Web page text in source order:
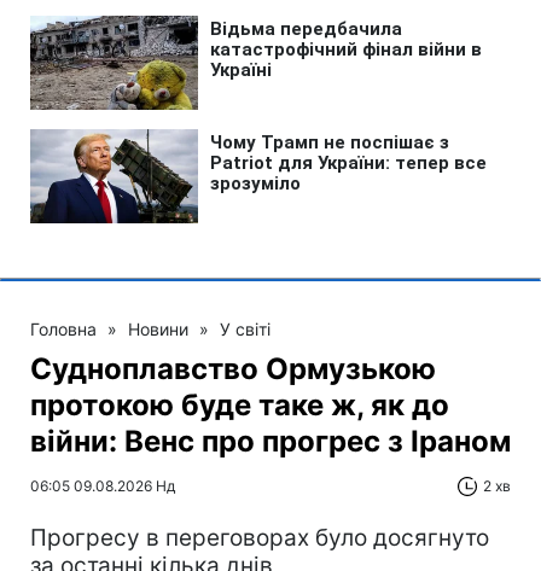
Головна » Новини » У світі
Судноплавство Ормузькою
протокою буде таке ж, як до
війни: Венс про прогрес з Іраном
06:05 09.08.2026 Нд 2 хв
Прогресу в переговорах було досягнуто